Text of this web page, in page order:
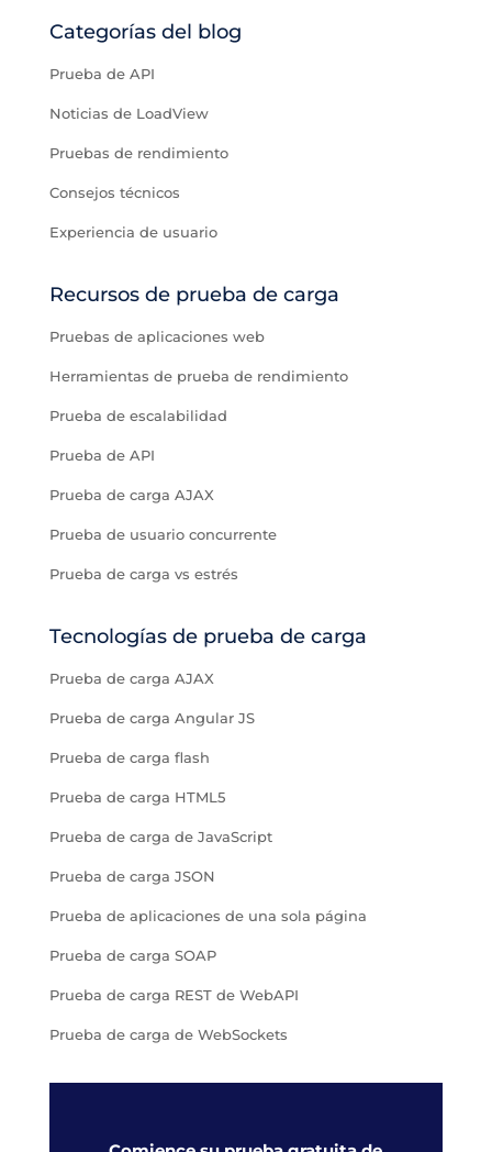
Categorías del blog
Prueba de API
Noticias de LoadView
Pruebas de rendimiento
Consejos técnicos
Experiencia de usuario
Recursos de prueba de carga
Pruebas de aplicaciones web
Herramientas de prueba de rendimiento
Prueba de escalabilidad
Prueba de API
Prueba de carga AJAX
Prueba de usuario concurrente
Prueba de carga vs estrés
Tecnologías de prueba de carga
Prueba de carga AJAX
Prueba de carga Angular JS
Prueba de carga flash
Prueba de carga HTML5
Prueba de carga de JavaScript
Prueba de carga JSON
Prueba de aplicaciones de una sola página
Prueba de carga SOAP
Prueba de carga REST de WebAPI
Prueba de carga de WebSockets